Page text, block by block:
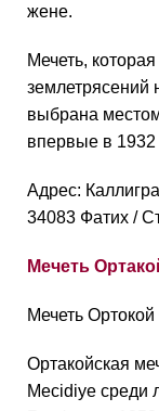
жене.
Мечеть,
землетрясений
выбрана
впервые в 1932
Адрес:
34083 Фатих /
Мечеть
Мечеть
Ортакойская
Mecidiye среди